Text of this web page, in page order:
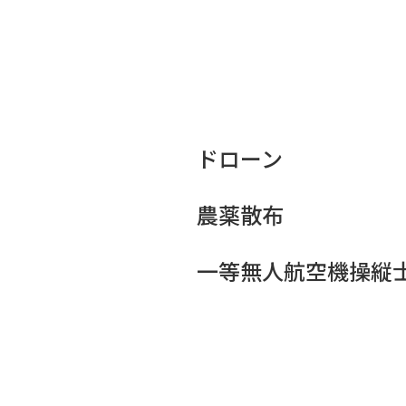
ドローン
農薬散布
一等無人航空機操縦